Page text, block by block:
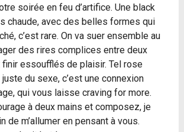
soirée en feu d’artifice. Une black
chaude, avec des belles formes qui
c’est rare. On va suer ensemble au
des rires complices entre deux
essoufflés de plaisir. Tel rose
du sexe, c’est une connexion
qui vous laisse craving for more.
à deux mains et composez, je
de m’allumer en pensant à vous.